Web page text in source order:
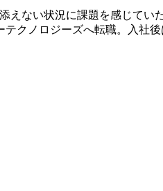
えない状況に課題を感じてい
クノロジーズへ転職。入社